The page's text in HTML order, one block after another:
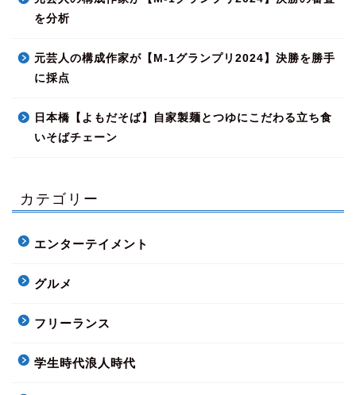
を分析
元芸人の構成作家が【M-1グランプリ2024】決勝を勝手
に採点
日本橋【よもだそば】自家製麺とつゆにこだわる立ち食
いそばチェーン
カテゴリー
エンターテイメント
グルメ
フリーランス
学生時代浪人時代